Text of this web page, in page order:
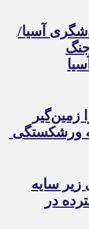
آسیا/
ورشکستگی
زیر سایه
در